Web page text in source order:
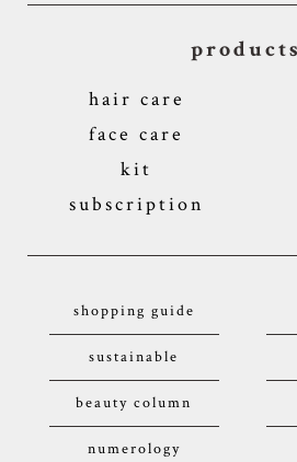
products
hair care
face care
kit
subscription
shopping guide
sustainable
beauty column
numerology